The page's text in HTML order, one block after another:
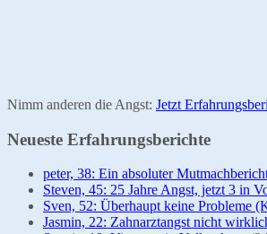
Nimm anderen die Angst: Jetzt
Neueste Erfahrungsberichte
peter, 38: Ein absoluter
Steven, 45: 25 Jahre Angst, jetzt 3 in
Sven, 52: Überhaupt keine Probleme
Jasmin, 22: Zahnarztangst nicht